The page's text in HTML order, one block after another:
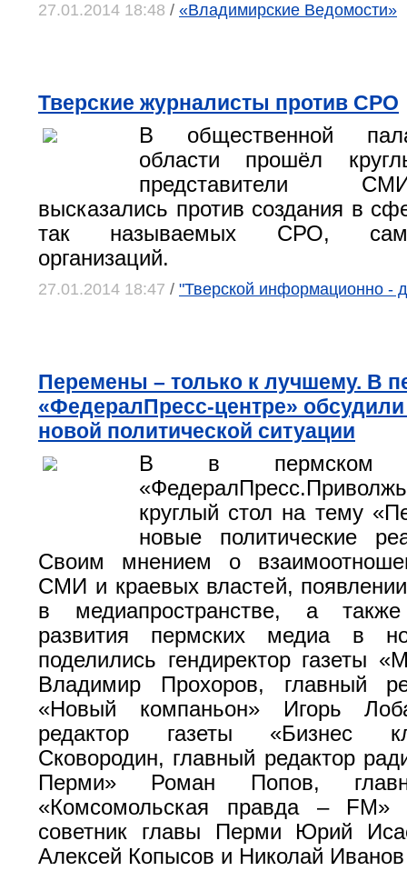
27.01.2014 18:48 / «Владимирские Ведомости»
Тверские журналисты против СРО
В общественной
области прошёл
представители
высказались против создания в
так называемых СРО,
организаций.
27.01.2014 18:47 / "Тверской информационно -
Перемены – только к лучшему. В
«ФедералПресс-центре»
новой политической ситуации
В в пермском
круглый стол на тему
новые политические
Своим мнением о
СМИ и краевых властей,
в медиапространстве, а также
развития пермских медиа в
поделились гендиректор газеты
Владимир Прохоров, главный
«Новый компаньон» Игорь
редактор газеты «Бизнес
Сковородин, главный редактор
Перми» Роман Попов,
«Комсомольская правда – FM»
советник главы Перми Юрий
Алексей Копысов и Николай Иванов